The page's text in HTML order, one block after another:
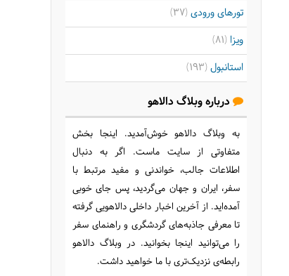
تورهای ورودی(37)
ویزا (81)
استانبول(193)
درباره وبلاگ دالاهو
به وبلاگ دالاهو خوش‌آمدید. اینجا بخش
متفاوتی از سایت ماست. اگر به دنبال
اطلاعات جالب، خواندنی و مفید مرتبط با
سفر، ایران و جهان می‌گردید، پس جای خوبی
آمده‌اید. از آخرین اخبار داخلی دالاهویی گرفته
تا معرفی جاذبه‌های گردشگری و راهنمای سفر
را می‌توانید اینجا بخوانید. در وبلاگ دالاهو
رابطه‌ی نزدیک‌تری با ما خواهید داشت.